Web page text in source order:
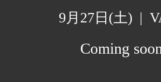
9月27日(土)
  |
Coming